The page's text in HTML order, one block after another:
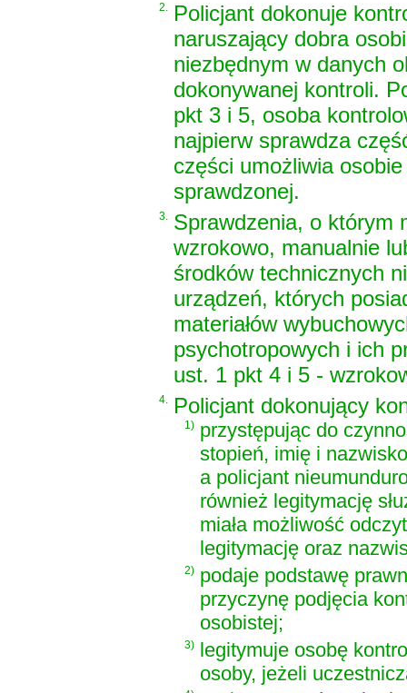
2. Policjant dokonuje
naruszający dobra
niezbędnym w danych
dokonywanej kontroli.
pkt 3 i 5, osoba
najpierw sprawdza
części umożliwia
sprawdzonej.
3. Sprawdzenia, o którym
wzrokowo, manualnie
środków technicznych
urządzeń, których
materiałów
psychotropowych i ich
ust. 1 pkt 4 i 5 -
4. Policjant dokonujący
1) przystępując do
stopień, imię i
a policjant
również legitymację
miała możliwość
legitymację oraz
2) podaje podstawę
przyczynę podjęcia
osobistej;
3) legitymuje osobę
osoby, jeżeli